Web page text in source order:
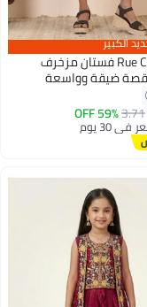
الكبير
Rue Collection فستان مزخرف
بقصة ضيقة وواسعة
3.71
59% OFF
30 يوم
30 يوم